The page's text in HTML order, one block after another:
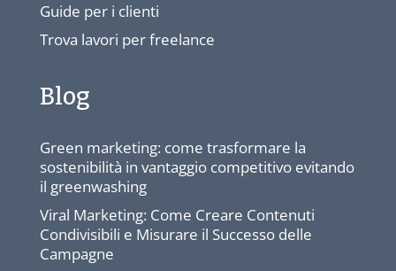
Guide per i clienti
Trova lavori per freelance
Blog
Green marketing: come trasformare la
sostenibilità in vantaggio competitivo evitando
il greenwashing
Viral Marketing: Come Creare Contenuti
Condivisibili e Misurare il Successo delle
Campagne